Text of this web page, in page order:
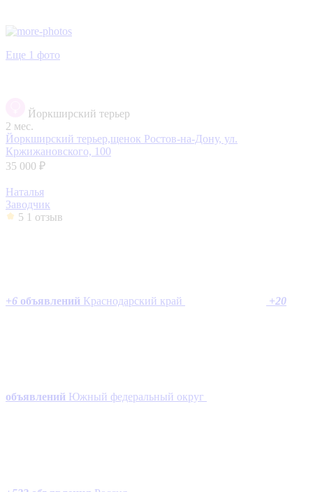
Еще 1 фото
Йоркширский терьер
2 мес.
Йоркширский терьер,щенок Ростов-на-Дону, ул.
Кржижановского, 100
35 000 ₽
Наталья
Заводчик
5 1 отзыв
+6 объявлений Краснодарский край +20
объявлений Южный федеральный округ